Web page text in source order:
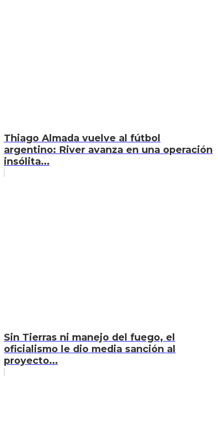
Thiago Almada vuelve al fútbol
argentino: River avanza en una operación
insólita...
Sin Tierras ni manejo del fuego, el
oficialismo le dio media sanción al
proyecto...